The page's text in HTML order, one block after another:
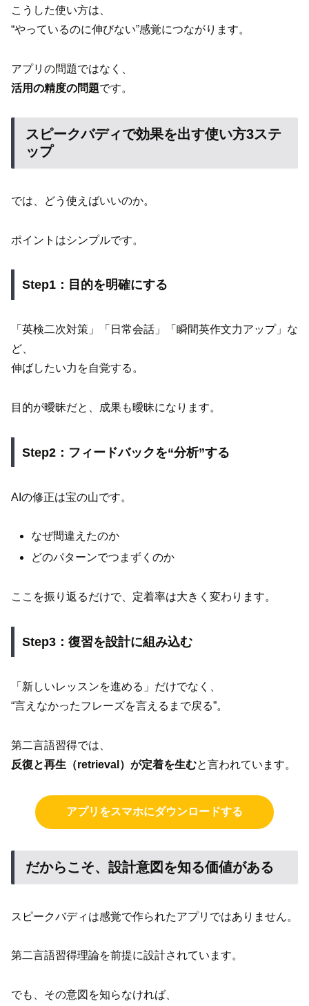
こうした使い方は、
“やっているのに伸びない”感覚につながります。
アプリの問題ではなく、
活用の精度の問題です。
スピークバディで効果を出す使い方3ステ
ップ
では、どう使えばいいのか。
ポイントはシンプルです。
Step1：目的を明確にする
「英検二次対策」「日常会話」「瞬間英作文力アップ」な
ど、
伸ばしたい力を自覚する。
目的が曖昧だと、成果も曖昧になります。
Step2：フィードバックを“分析”する
AIの修正は宝の山です。
なぜ間違えたのか
どのパターンでつまずくのか
ここを振り返るだけで、定着率は大きく変わります。
Step3：復習を設計に組み込む
「新しいレッスンを進める」だけでなく、
“言えなかったフレーズを言えるまで戻る”。
第二言語習得では、
反復と再生（retrieval）が定着を生むと言われています。
アプリをスマホにダウンロードする
だからこそ、設計意図を知る価値がある
スピークバディは感覚で作られたアプリではありません。
第二言語習得理論を前提に設計されています。
でも、その意図を知らなければ、